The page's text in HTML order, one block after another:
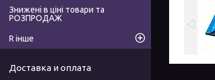
Знижені в ціні товари та
РОЗПРОДАЖ
R інше
Доставка и оплата